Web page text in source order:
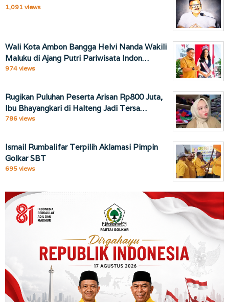
1,091 views
Wali Kota Ambon Bangga Helvi Nanda Wakili
Maluku di Ajang Putri Pariwisata Indon…
974 views
Rugikan Puluhan Peserta Arisan Rp800 Juta,
Ibu Bhayangkari di Halteng Jadi Tersa…
786 views
Ismail Rumbalifar Terpilih Aklamasi Pimpin
Golkar SBT
695 views